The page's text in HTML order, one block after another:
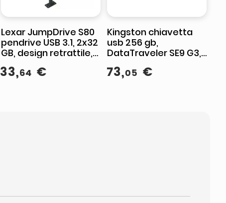
Lexar JumpDrive S80
pendrive USB 3.1, 2x32
GB, design retrattile,
velocita' fino a 150
MB-s, bipack
33,64 €
Kingston chiavetta
usb 256 gb,
DataTraveler SE9 G3,
USB 3.2 Gen 1, 220 MB-
s lettura, 100 MB-s
73,05 €